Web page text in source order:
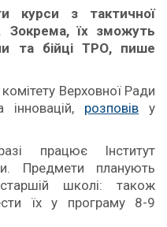
курси з тактичної
Зокрема, їх зможуть
та бійці ТРО, пише
Верховної Ради
розповів у
працює Інститут
Предмети планують
школі: також
їх у програму 8-9